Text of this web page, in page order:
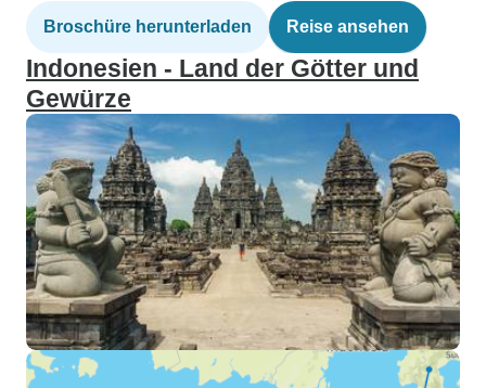
Broschüre herunterladen Reise ansehen
Indonesien - Land der Götter und
Gewürze